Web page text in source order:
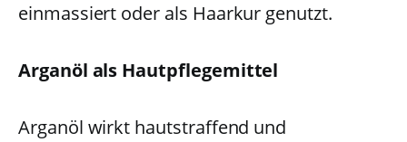
einmassiert oder als Haarkur genutzt.
Arganöl als Hautpflegemittel
Arganöl wirkt hautstraffend und